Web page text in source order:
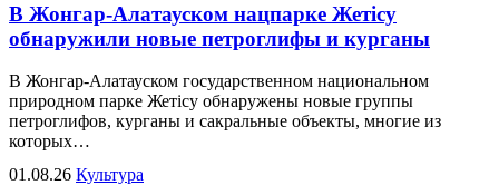
В Жонгар-Алатауском нацпарке Жетісу
обнаружили новые петроглифы и курганы
В Жонгар-Алатауском государственном национальном
природном парке Жетісу обнаружены новые группы
петроглифов, курганы и сакральные объекты, многие из
которых…
01.08.26 Культура